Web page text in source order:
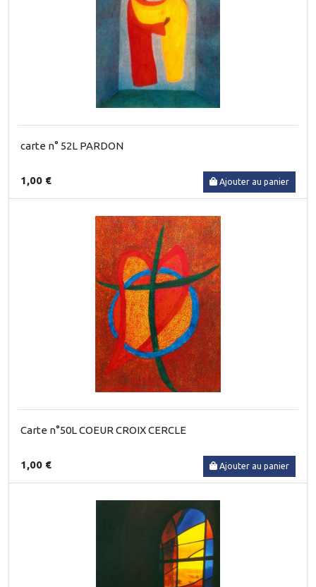
carte n° 52L PARDON
1,00 € Ajouter au panier
Carte n°50L COEUR CROIX CERCLE
1,00 € Ajouter au panier